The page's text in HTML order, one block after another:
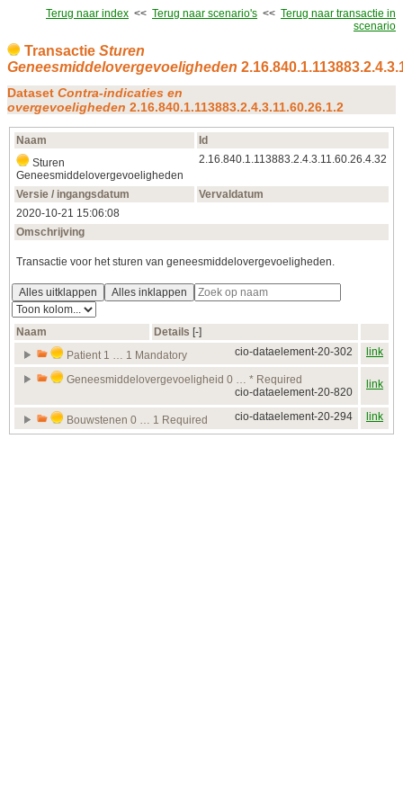
Terug naar index << Terug naar scenario's << Terug naar transactie in
scenario
Transactie Sturen
Geneesmiddelovergevoeligheden
Dataset Contra-indicaties en
overgevoeligheden 2.16.840.1.113883.2.4.3.11.60.26.1.2
Naam
Id
Sturen
Geneesmiddelovergevoeligheden
2.16.840.1.113883.2.4.3.11.60.26.4.32
Versie / ingangsdatum
Vervaldatum
2020‑10‑21 15:06:08
Omschrijving
Transactie voor het sturen van geneesmiddelovergevoeligheden.
Alles uitklappen Alles inklappen
Naam Details [‑]
Patient 1 … 1 Mandatory
cio-dataelement-20-302 link
Geneesmiddelovergevoeligheid 0 … * Required
cio-dataelement-20-820
link
Bouwstenen 0 … 1 Required cio-dataelement-20-294 link